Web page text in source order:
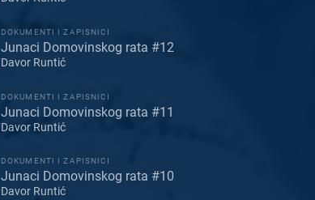
DOKUMENTI I ZAPISNICI
Junaci Domovinskog rata #12
Davor Runtić
DOKUMENTI I ZAPISNICI
Junaci Domovinskog rata #11
Davor Runtić
DOKUMENTI I ZAPISNICI
Junaci Domovinskog rata #10
Davor Runtić